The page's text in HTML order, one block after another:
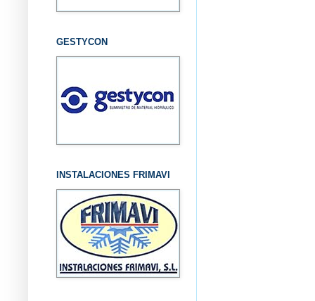
GESTYCON
INSTALACIONES FRIMAVI